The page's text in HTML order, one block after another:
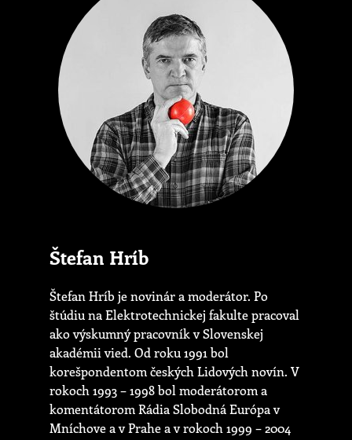
Štefan Hríb
Štefan Hríb je novinár a moderátor. Po
štúdiu na Elektrotechnickej fakulte pracoval
ako výskumný pracovník v Slovenskej
akadémii vied. Od roku 1991 bol
korešpondentom českých Lidových novín. V
rokoch 1993 – 1998 bol moderátorom a
komentátorom Rádia Slobodná Európa v
Mníchove a v Prahe a v rokoch 1999 – 2004